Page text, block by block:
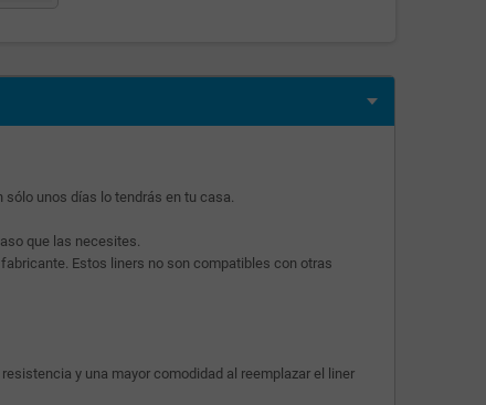
unos días lo tendrás en tu casa.
que las necesites.
Estos liners no son compatibles con otras
y una mayor comodidad al reemplazar el liner